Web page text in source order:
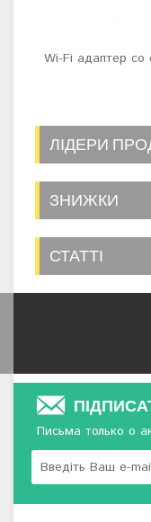
Wi-Fi адаптер со
ЛІДЕРИ
ЗНИЖКИ
СТАТТІ
Письма только о